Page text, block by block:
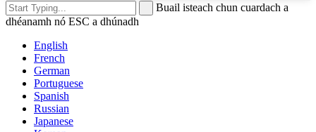
Buail isteach chun cuardach a
dhéanamh nó ESC a dhúnadh
English
French
German
Portuguese
Spanish
Russian
Japanese